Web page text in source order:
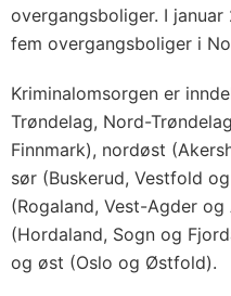
overgangsboliger. I
fem overgangsboliger i
Kriminalomsorgen er
Trøndelag, Nord-
Finnmark), nordøst
sør (Buskerud, Vestfold
(Rogaland, Vest-Agder
(Hordaland, Sogn og
og øst (Oslo og Østfold).